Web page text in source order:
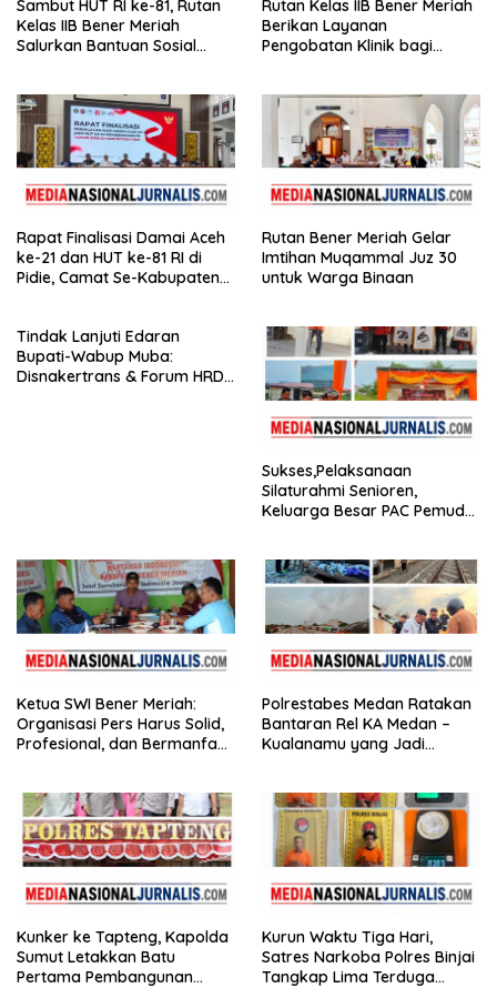
Sambut HUT RI ke-81, Rutan
Kelas IIB Bener Meriah
Salurkan Bantuan Sosial
Rutan Kelas IIB Bener Meriah
Berikan Layanan
Pengobatan Klinik bagi
Rapat Finalisasi Damai Aceh
ke-21 dan HUT ke-81 RI di
Pidie, Camat Se-Kabupaten
Rutan Bener Meriah Gelar
Imtihan Muqammal Juz 30
untuk Warga Binaan
Tindak Lanjuti Edaran
Bupati-Wabup Muba:
Disnakertrans & Forum HRD
Sukses,Pelaksanaan
Silaturahmi Senioren,
Keluarga Besar PAC Pemuda
Ketua SWI Bener Meriah:
Organisasi Pers Harus Solid,
Profesional, dan Bermanfaat
Polrestabes Medan Ratakan
Bantaran Rel KA Medan –
Kualanamu yang Jadi
Beragam Senjata Disita
Kunker ke Tapteng, Kapolda
Sumut Letakkan Batu
Pertama Pembangunan
Kurun Waktu Tiga Hari,
Satres Narkoba Polres Binjai
Tangkap Lima Terduga